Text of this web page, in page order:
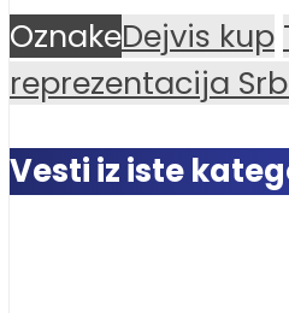
OznakeDejvis kup
reprezentacija
Vesti iz iste